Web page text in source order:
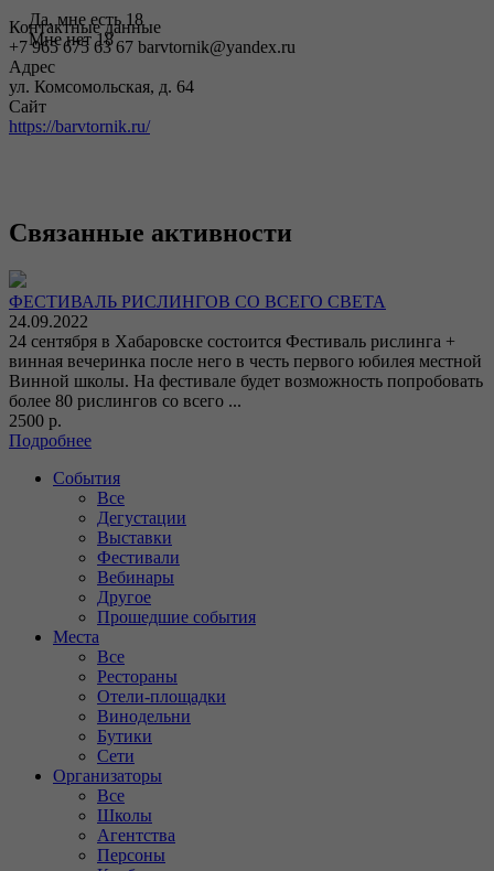
Контактные данные
+7 965 675 63 67 barvtornik@yandex.ru
Адрес
ул. Комсомольская, д. 64
Сайт
https://barvtornik.ru/
Связанные активности
ФЕСТИВАЛЬ РИСЛИНГОВ СО ВСЕГО СВЕТА
24.09.2022
24 сентября в Хабаровске состоится Фестиваль рислинга +
винная вечеринка после него в честь первого юбилея местной
Винной школы. На фестивале будет возможность попробовать
более 80 рислингов со всего ...
2500 р.
Подробнее
События
Все
Дегустации
Выставки
Фестивали
Вебинары
Другое
Прошедшие события
Места
Все
Рестораны
Отели-площадки
Винодельни
Бутики
Сети
Организаторы
Все
Школы
Агентства
Персоны
Да, мне есть 18
Мне нет 18